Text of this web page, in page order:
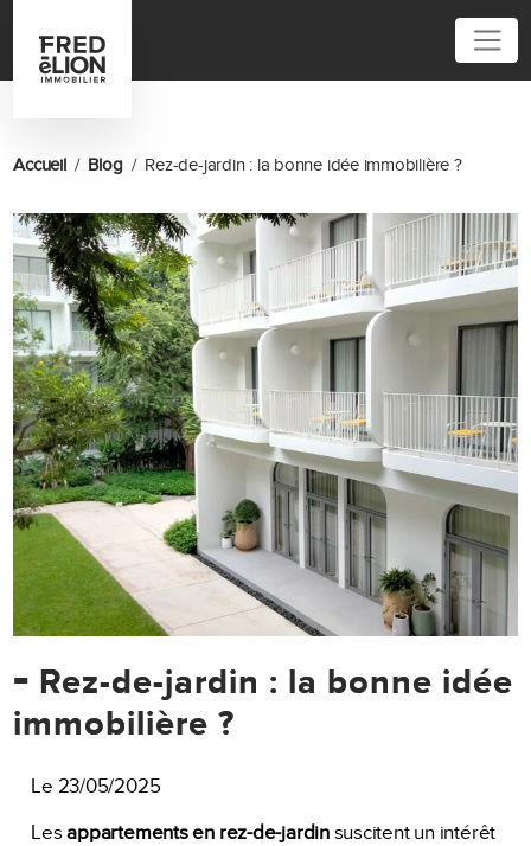
01 85 61 12 12
Accueil Blog Rez-de-jardin : la bonne idée immobilière ?
- Rez-de-jardin : la bonne idée
immobilière ?
Le 23/05/2025
Lesappartements en rez-de-jardin suscitent un intérêt